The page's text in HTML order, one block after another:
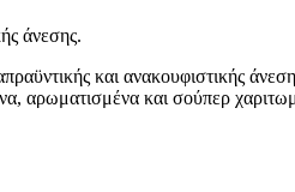
άνεσης.
και ανακουφιστικής
αρωματισμένα και σούπερ